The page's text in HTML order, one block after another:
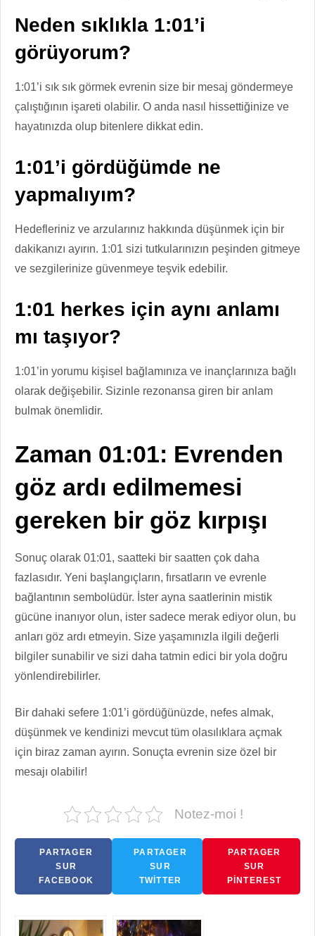
Neden sıklıkla 1:01’i
görüyorum?
1:01’i sık sık görmek evrenin size bir mesaj göndermeye
çalıştığının işareti olabilir. O anda nasıl hissettiğinize ve
hayatınızda olup bitenlere dikkat edin.
1:01’i gördüğümde ne
yapmalıyım?
Hedefleriniz ve arzularınız hakkında düşünmek için bir
dakikanızı ayırın. 1:01 sizi tutkularınızın peşinden gitmeye
ve sezgilerinize güvenmeye teşvik edebilir.
1:01 herkes için aynı anlamı
mı taşıyor?
1:01’in yorumu kişisel bağlamınıza ve inançlarınıza bağlı
olarak değişebilir. Sizinle rezonansa giren bir anlam
bulmak önemlidir.
Zaman 01:01: Evrenden
göz ardı edilmemesi
gereken bir göz kırpışı
Sonuç olarak 01:01, saatteki bir saatten çok daha
fazlasıdır. Yeni başlangıçların, fırsatların ve evrenle
bağlantının sembolüdür. İster ayna saatlerinin mistik
gücüne inanıyor olun, ister sadece merak ediyor olun, bu
anları göz ardı etmeyin. Size yaşamınızla ilgili değerli
bilgiler sunabilir ve sizi daha tatmin edici bir yola doğru
yönlendirebilirler.
Bir dahaki sefere 1:01’i gördüğünüzde, nefes almak,
düşünmek ve kendinizi mevcut tüm olasılıklara açmak
için biraz zaman ayırın. Sonuçta evrenin size özel bir
mesajı olabilir!
Notez-moi !
PARTAGER
SUR
FACEBOOK
PARTAGER
SUR
TWITTER
PARTAGER
SUR
PINTEREST